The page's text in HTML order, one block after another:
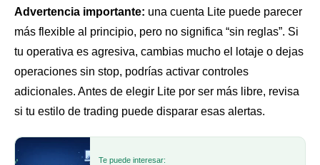
Advertencia importante: una cuenta Lite puede parecer
más flexible al principio, pero no significa “sin reglas”. Si
tu operativa es agresiva, cambias mucho el lotaje o dejas
operaciones sin stop, podrías activar controles
adicionales. Antes de elegir Lite por ser más libre, revisa
si tu estilo de trading puede disparar esas alertas.
Te puede interesar: